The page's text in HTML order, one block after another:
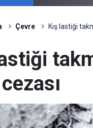
Çevre Kış lastiği